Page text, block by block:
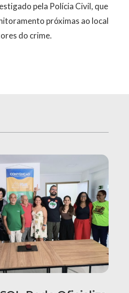
pela Polícia Civil, que
próximas ao local
do crime.